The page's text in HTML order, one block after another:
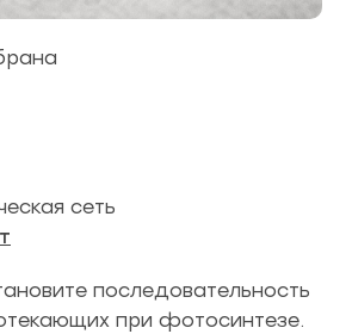
сеть
последовательность
при фотосинтезе.